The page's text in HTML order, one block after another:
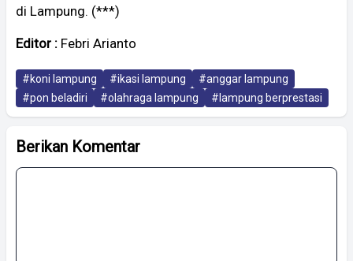
di Lampung. (***)
Editor : Febri Arianto
#koni lampung #ikasi lampung
#anggar lampung
#pon beladiri
#olahraga lampung #lampung berprestasi
Berikan Komentar